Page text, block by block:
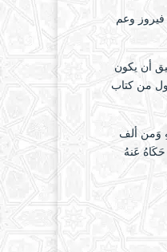
وعم
أن يكون
من كتاب
إِلَيْهِ وَمن ألف
عَنهُ